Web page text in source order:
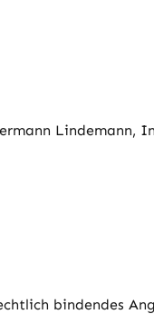
Lindemann,
bindendes